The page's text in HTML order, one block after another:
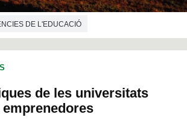
DE L'EDUCACIÓ
de les universitats